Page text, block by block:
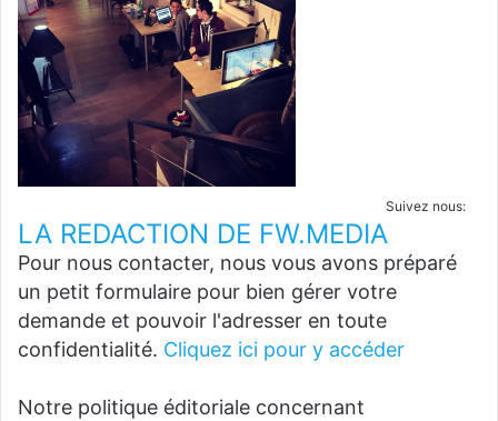
Suivez nous:
LA REDACTION DE FW.MEDIA
Pour nous contacter, nous vous avons préparé
un petit formulaire pour bien gérer votre
demande et pouvoir l'adresser en toute
confidentialité. Cliquez ici pour y accéder
Notre politique éditoriale concernant